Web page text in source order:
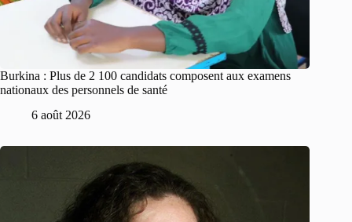
Burkina : Plus de 2 100 candidats composent aux examens
nationaux des personnels de santé
6 août 2026